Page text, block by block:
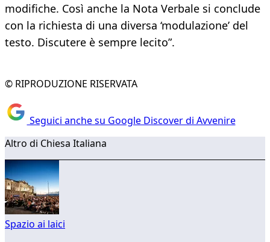
modifiche. Così anche la Nota Verbale si conclude
con la richiesta di una diversa ‘modulazione’ del
testo. Discutere è sempre lecito”.
© RIPRODUZIONE RISERVATA
Seguici anche su Google Discover di Avvenire
Altro di Chiesa Italiana
Spazio ai laici